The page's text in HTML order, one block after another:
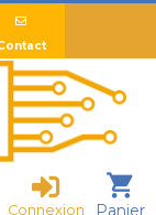
shopping_cart
Panier
Connexion